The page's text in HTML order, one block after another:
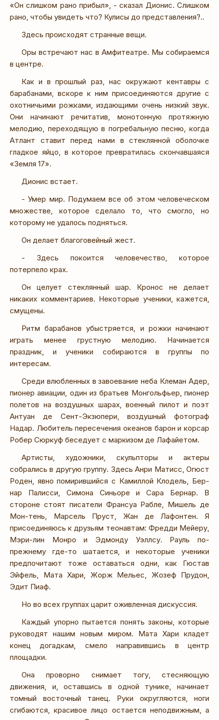
«Он слишком рано прибыл», - сказал Дионис. Слишком
рано, чтобы увидеть что? Кулисы до представления?..
Здесь происходят странные вещи.
Оры встречают нас в Амфитеатре. Мы собираемся
в центре.
Как и в прошлый раз, нас окружают кентавры с
барабанами, вскоре к ним присоединяются другие с
охотничьими рожками, издающими очень низкий звук.
Они начинают речитатив, монотонную протяжную
мелодию, переходящую в погребальную песню, когда
Атлант ставит перед нами в стеклянной оболочке
гладкое яйцо, в которое превратилась скончавшаяся
«Земля 17».
Дионис встает.
- Умер мир. Подумаем все об этом человеческом
множестве, которое сделало то, что смогло, но
которому не удалось подняться.
Он делает благоговейный жест.
- Здесь покоится человечество, которое
потерпело крах.
Он целует стеклянный шар. Кронос не делает
никаких комментариев. Некоторые ученики, кажется,
смущены.
Ритм барабанов убыстряется, и рожки начинают
играть менее грустную мелодию. Начинается
праздник, и ученики собираются в группы по
интересам.
Среди влюбленных в завоевание неба Клеман Адер,
пионер авиации, один из братьев Монгольфьер, пионер
полетов на воздушных шарах, военный пилот и поэт
Антуан де Сент-Экзюпери, воздушный фотограф
Надар. Любитель пересечения океанов барон и корсар
Робер Сюркуф беседует с маркизом де Лафайетом.
Артисты, художники, скульпторы и актеры
собрались в другую группу. Здесь Анри Матисс, Огюст
Роден, явно помирившийся с Камиллой Клодель, Бер-
нар Палисси, Симона Синьоре и Сара Бернар. В
стороне стоят писатели Франсуа Рабле, Мишель де
Мон-тень, Марсель Пруст, Жан де Лафонтен. Я
присоединяюсь к друзьям теонавтам: Фредди Мейеру,
Мэри-лин Монро и Эдмонду Уэллсу. Рауль по-
прежнему где-то шатается, и некоторые ученики
предпочитают тоже оставаться одни, как Гюстав
Эйфель, Мата Хари, Жорж Мельес, Жозеф Прудон,
Эдит Пиаф.
Но во всех группах царит оживленная дискуссия.
Каждый упорно пытается понять законы, которые
руководят нашим новым миром. Мата Хари кладет
конец догадкам, смело направившись в центр
площадки.
Она проворно снимает тогу, стесняющую
движения, и, оставшись в одной тунике, начинает
томный восточный танец. Руки округляются, ноги
сгибаются, красивое лицо остается неподвижным, а